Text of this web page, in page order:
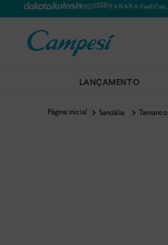
LANÇAMENTO
Sandália Tamanco